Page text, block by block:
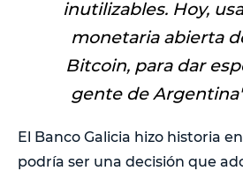
inutilizables. Hoy,
monetaria abierta
Bitcoin, para dar
gente de Argentina
El Banco Galicia hizo historia
podría ser una decisión que